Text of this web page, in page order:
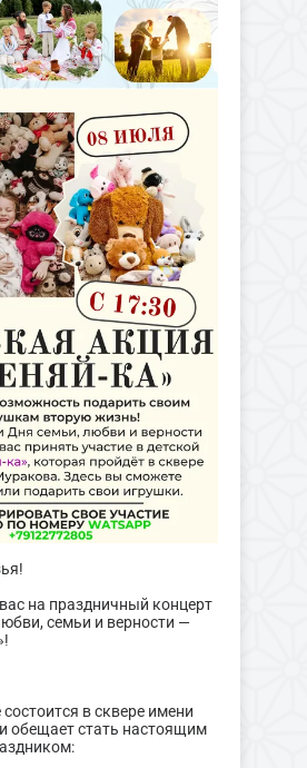
на праздничный концерт
семьи и верности —
в сквере имени
обещает стать настоящим